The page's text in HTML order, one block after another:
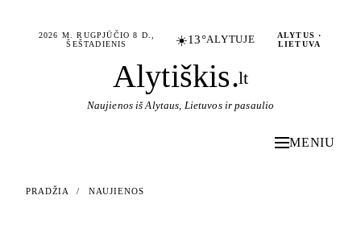
2026 M. RUGPJŪČIO 8 D.,
ŠEŠTADIENIS
☀️13°ALYTUJE
ALYTUS ·
LIETUVA
Alytiškis.lt
Naujienos iš Alytaus, Lietuvos ir pasaulio
MENIU
PRADŽIA / NAUJIENOS